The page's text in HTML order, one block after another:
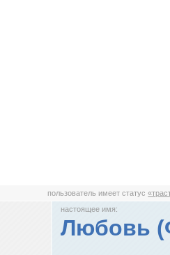
пользователь имеет статус
настоящее имя:
Любовь